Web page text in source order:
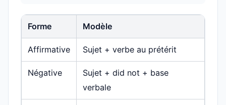
Forme Modèle
Affirmative Sujet + verbe au prétérit
Négative
Sujet + did not + base
verbale